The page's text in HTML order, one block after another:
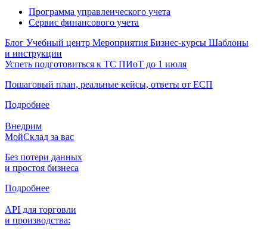
Программа управленческого учета
Сервис финансового учета
Блог Учебный центр Мероприятия Бизнес-курсы Шаблоны
и инструкции
Успеть подготовиться к ТС ПИоТ до 1 июля
Пошаговый план, реальные кейсы, ответы от ЕСП
Подробнее
Внедрим
МойСклад за вас
Без потери данных
и простоя бизнеса
Подробнее
API для торговли
и производства: